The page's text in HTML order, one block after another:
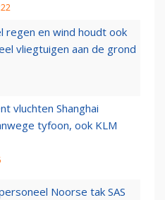
regen en wind houdt ook
vliegtuigen aan de grond
vluchten Shanghai
tyfoon, ook KLM
Noorse tak SAS